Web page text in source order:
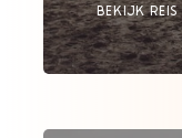
BEKIJK REIS